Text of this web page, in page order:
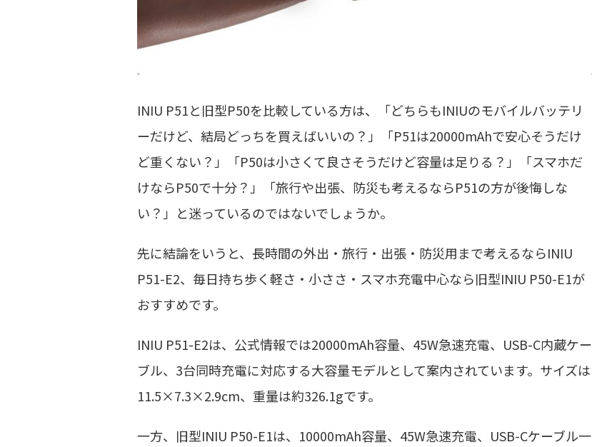
INIU P51と旧型P50を比較している方は、「どちらもINIUのモバイルバッテリ
ーだけど、結局どっちを買えばいいの？」「P51は20000mAhで安心そうだけ
ど重くない？」「P50は小さくて良さそうだけど容量は足りる？」「スマホだ
けならP50で十分？」「旅行や出張、防災も考えるならP51の方が後悔しな
い？」と迷っているのではないでしょうか。
先に結論をいうと、長時間の外出・旅行・出張・防災用まで考えるならINIU
P51-E2、毎日持ち歩く軽さ・小ささ・スマホ充電中心なら旧型INIU P50-E1が
おすすめです。
INIU P51-E2は、公式情報では20000mAh容量、45W急速充電、USB-C内蔵ケー
ブル、3台同時充電に対応する大容量モデルとして案内されています。サイズは
11.5×7.3×2.9cm、重量は約326.1gです。
一方、旧型INIU P50-E1は、10000mAh容量、45W急速充電、USB-Cケーブル一